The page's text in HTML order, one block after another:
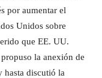
por aumentar el
Unidos sobre
que EE. UU.
la anexión de
hasta discutió la